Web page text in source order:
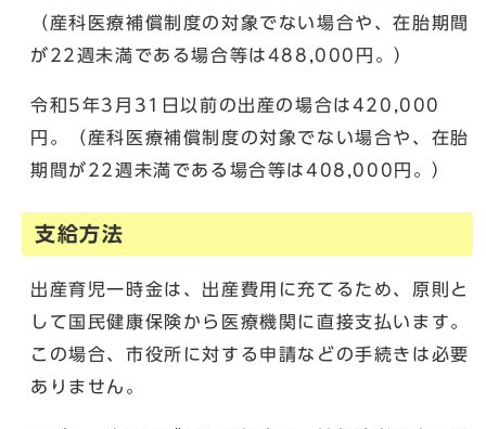
（産科医療補償制度の対象でない場合や、在胎期間
が22週未満である場合等は488,000円。）
令和5年3月31日以前の出産の場合は420,000
円。（産科医療補償制度の対象でない場合や、在胎
期間が22週未満である場合等は408,000円。）
支給方法
出産育児一時金は、出産費用に充てるため、原則と
して国民健康保険から医療機関に直接支払います。
この場合、市役所に対する申請などの手続きは必要
ありません。